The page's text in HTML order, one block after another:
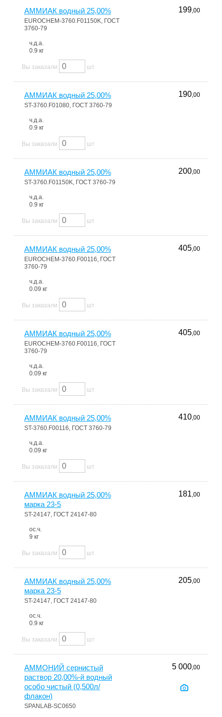
АММИАК водный 25,00%
EUROCHEM-3760.F01150K, ГОСТ
3760-79
ч.д.а.
0.9 кг
199,00
Вы заказали шт
АММИАК водный 25,00%
ST-3760.F01080, ГОСТ 3760-79
ч.д.а.
0.9 кг
190,00
Вы заказали шт
АММИАК водный 25,00%
ST-3760.F01150K, ГОСТ 3760-79
ч.д.а.
0.9 кг
200,00
Вы заказали шт
АММИАК водный 25,00%
EUROCHEM-3760.F00116, ГОСТ
3760-79
ч.д.а.
0.09 кг
405,00
Вы заказали шт
АММИАК водный 25,00%
EUROCHEM-3760.F00116, ГОСТ
3760-79
ч.д.а.
0.09 кг
405,00
Вы заказали шт
АММИАК водный 25,00%
ST-3760.F00116, ГОСТ 3760-79
ч.д.а.
0.09 кг
410,00
Вы заказали шт
АММИАК водный 25,00%
марка 23-5
ST-24147, ГОСТ 24147-80
ос.ч.
9 кг
181,00
Вы заказали шт
АММИАК водный 25,00%
марка 23-5
ST-24147, ГОСТ 24147-80
ос.ч.
0.9 кг
205,00
Вы заказали шт
АММОНИЙ сернистый
раствор 20,00%-й водный
особо чистый (0,500л/
флакон)
SPANLAB-SC0650
5 000,00